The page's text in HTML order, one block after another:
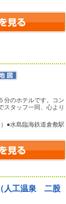
分のホテルです。コン
スタッフ一同、心より
●水島臨海鉄道倉敷駅
人工温泉 二股